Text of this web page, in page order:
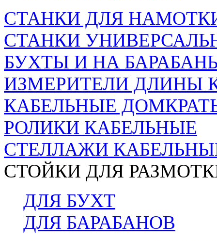
СТАНКИ ДЛЯ
СТАНКИ
БУХТЫ И НА
ИЗМЕРИТЕЛИ ДЛИНЫ
КАБЕЛЬНЫЕ
РОЛИКИ КАБЕЛЬНЫЕ
СТЕЛЛАЖИ
СТОЙКИ ДЛЯ
ДЛЯ БУХТ
ДЛЯ БАРАБАНОВ